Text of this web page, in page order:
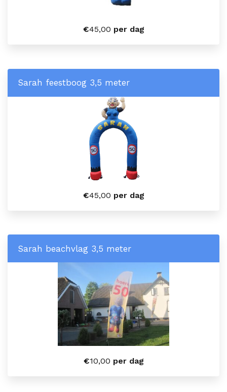
€45,00 per dag
Sarah feestboog 3,5 meter
€45,00 per dag
Sarah beachvlag 3,5 meter
€10,00 per dag